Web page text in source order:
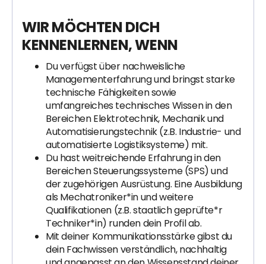
WIR MÖCHTEN DICH
KENNENLERNEN, WENN
Du verfügst über nachweisliche
Managementerfahrung und bringst starke
technische Fähigkeiten sowie
umfangreiches technisches Wissen in den
Bereichen Elektrotechnik, Mechanik und
Automatisierungstechnik (z.B. Industrie- und
automatisierte Logistiksysteme) mit.
Du hast weitreichende Erfahrung in den
Bereichen Steuerungssysteme (SPS) und
der zugehörigen Ausrüstung. Eine Ausbildung
als Mechatroniker*in und weitere
Qualifikationen (z.B. staatlich geprüfte*r
Techniker*in) runden dein Profil ab.
Mit deiner Kommunikationsstärke gibst du
dein Fachwissen verständlich, nachhaltig